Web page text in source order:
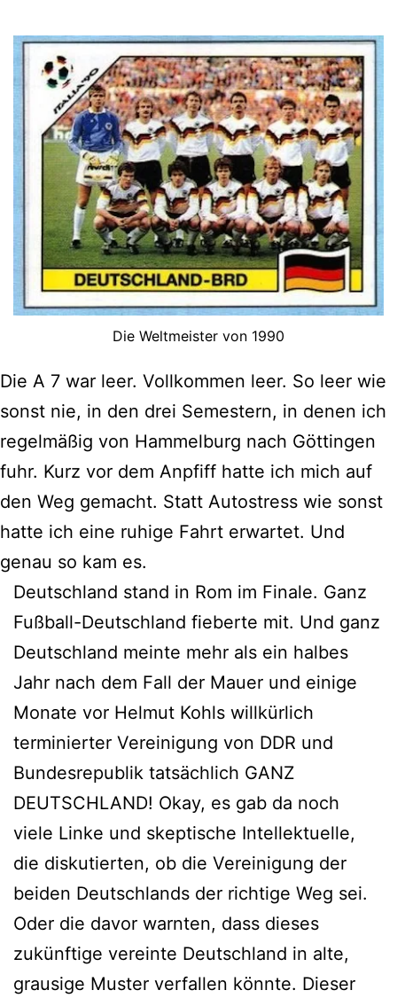
Die Weltmeister von 1990
Die A 7 war leer. Vollkommen leer. So leer wie
sonst nie, in den drei Semestern, in denen ich
regelmäßig von Hammelburg nach Göttingen
fuhr. Kurz vor dem Anpfiff hatte ich mich auf
den Weg gemacht. Statt Autostress wie sonst
hatte ich eine ruhige Fahrt erwartet. Und
genau so kam es.
Deutschland stand in Rom im Finale. Ganz
Fußball-Deutschland fieberte mit. Und ganz
Deutschland meinte mehr als ein halbes
Jahr nach dem Fall der Mauer und einige
Monate vor Helmut Kohls willkürlich
terminierter Vereinigung von DDR und
Bundesrepublik tatsächlich GANZ
DEUTSCHLAND! Okay, es gab da noch
viele Linke und skeptische Intellektuelle,
die diskutierten, ob die Vereinigung der
beiden Deutschlands der richtige Weg sei.
Oder die davor warnten, dass dieses
zukünftige vereinte Deutschland in alte,
grausige Muster verfallen könnte. Dieser